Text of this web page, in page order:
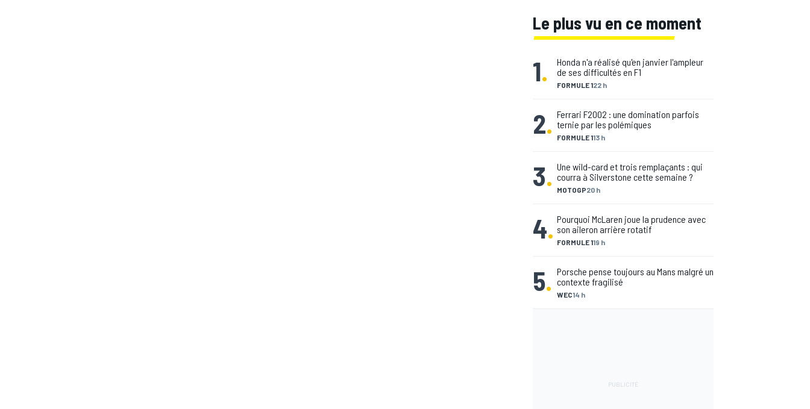
Le plus vu en ce moment
1. FORMULE 122 h
Honda n'a réalisé qu'en janvier l'ampleur
de ses difficultés en F1
2. FORMULE 113 h
Ferrari F2002 : une domination parfois
ternie par les polémiques
3. MOTOGP20 h
Une wild-card et trois remplaçants : qui
courra à Silverstone cette semaine ?
4. FORMULE 119 h
Pourquoi McLaren joue la prudence avec
son aileron arrière rotatif
5. WEC14 h
Porsche pense toujours au Mans malgré un
contexte fragilisé